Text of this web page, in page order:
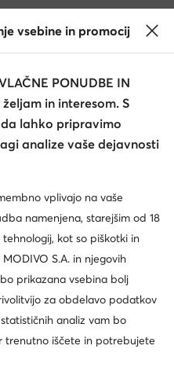
vsebine in promocij
PONUDBE IN
in interesom. S
lahko pripravimo
analize vaše dejavnosti
vplivajo na vaše
namenjena, starejšim od 18
kot so piškotki in
S.A. in njegovih
prikazana vsebina bolj
za obdelavo podatkov
analiz vam bo
trenutno iščete in potrebujete